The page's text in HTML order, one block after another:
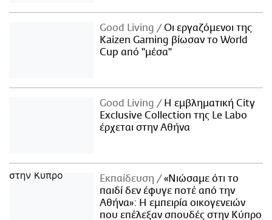
Good Living
Οι εργαζόμενοι της
Kaizen Gaming βίωσαν το World
Cup από "μέσα"
Good Living
Η εμβληματική City
Exclusive Collection της Le Labo
έρχεται στην Αθήνα
Εκπαίδευση
«Νιώσαμε ότι το
παιδί δεν έφυγε ποτέ από την
Αθήνα»: Η εμπειρία οικογενειών
που επέλεξαν σπουδές στην Κύπρο